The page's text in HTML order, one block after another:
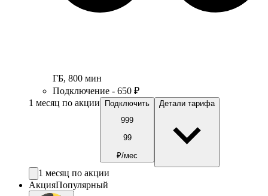
ГБ, 800 мин
Подключение - 650 ₽
1 месяц по акции
Подключить
999
99
₽/мес
Детали тарифа
1 месяц по акции
АкцияПопулярный